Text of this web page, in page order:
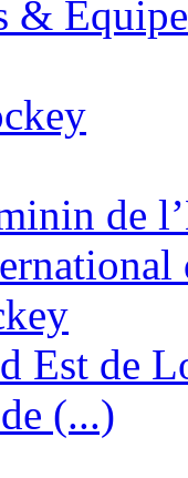
&
de
Est de
(...)